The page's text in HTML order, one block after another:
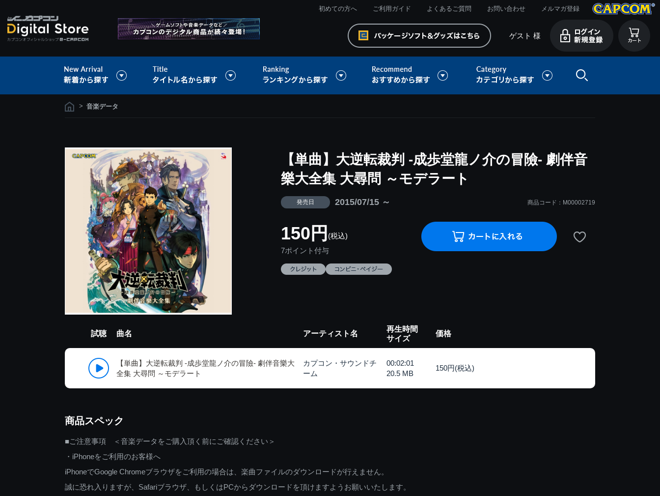
初めての方へ ご利用ガイド よくあるご質問 お問い合わせ メルマガ登録
ゲスト 様
> 音楽データ
【単曲】大逆転裁判 -成歩堂龍ノ介の冒險- 劇伴音
樂大全集 大尋問 ～モデラート
発売日 2015/07/15 ～ 商品コード：M00002719
150円 (税込)
7ポイント付与
試聴 曲名 アーティスト名
再生時間
サイズ
価格
【単曲】大逆転裁判 -成歩堂龍ノ介の冒險- 劇伴音樂大
全集 大尋問 ～モデラート
カプコン・サウンドチ
ーム
00:02:01
20.5 MB
150円(税込)
商品スペック
■ご注意事項 ＜音楽データをご購入頂く前にご確認ください＞
・iPhoneをご利用のお客様へ
iPhoneでGoogle Chromeブラウザをご利用の場合は、楽曲ファイルのダウンロードが行えません。
誠に恐れ入りますが、Safariブラウザ、もしくはPCからダウンロードを頂けますようお願いいたします。